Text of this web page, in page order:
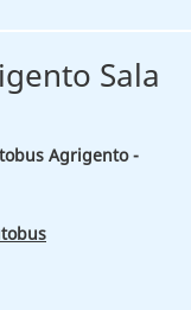
Sala
Agrigento -